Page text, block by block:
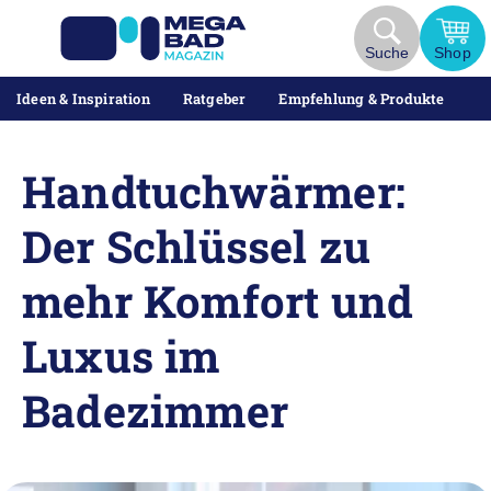
springen
Suche Shop
Ideen & Inspiration Ratgeber Empfehlung & Produkte
Handtuchwärmer:
Der Schlüssel zu
mehr Komfort und
Luxus im
Badezimmer